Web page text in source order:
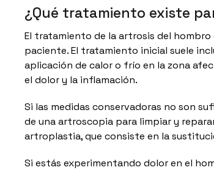
¿Qué tratamiento existe
El tratamiento de la artrosis del hombro
paciente. El tratamiento inicial suele
aplicación de calor o frío en la zona
el dolor y la inflamación.
Si las medidas conservadoras no son
de una artroscopia para limpiar y
artroplastia, que consiste en la
Si estás experimentando dolor en el